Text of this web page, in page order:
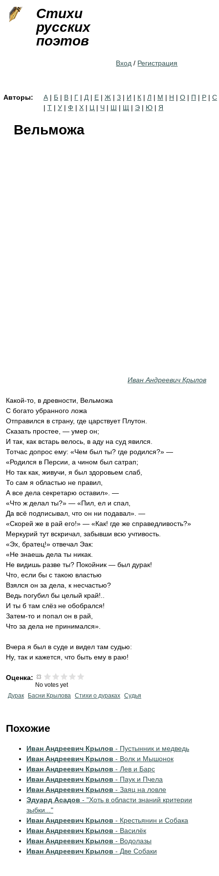
Стихи
русских
поэтов
Вход / Регистрация
Авторы: А | Б | В | Г | Д | Е | Ж | З | И | К | Л | М | Н | О | П | Р | С
| Т | У | Ф | Х | Ц | Ч | Ш | Щ | Э | Ю | Я
Вельможа
Иван Андреевич Крылов
‎Какой-то, в древности, Вельможа
‎С богато убранного ложа
Отправился в страну, где царствует Плутон.
‎Сказать простее, — умер он;
И так, как встарь велось, в аду на суд явился.
Тотчас допрос ему: «Чем был ты? где родился?» —
«Родился в Персии, а чином был сатрап;
Но так как, живучи, я был здоровьем слаб,
‎То сам я областью не правил,
‎А все дела секретарю оставил». —
‎«Что ж делал ты?» — «Пил, ел и спал,
Да всё подписывал, что он ни подавал». —
«Скорей же в рай его!» — «Как! где же справедливость?»
Меркурий тут вскричал, забывши всю учтивость.
‎«Эх, братец!» отвечал Эак:
‎«Не знаешь дела ты никак.
Не видишь разве ты? Покойник — был дурак!
‎Что, если бы с такою властью
‎Взялся он за дела, к несчастью?
‎Ведь погубил бы целый край!..
‎И ты б там слёз не обобрался!
‎Затем-то и попал он в рай,
‎Что за дела не принимался».
Вчера я был в суде и видел там судью:
Ну, так и кажется, что быть ему в раю!
Оценка:
No votes yet
Дурак
Басни Крылова Стихи о дураках Судья
Похожие
Иван Андреевич Крылов - Пустынник и медведь
Иван Андреевич Крылов - Волк и Мышонок
Иван Андреевич Крылов - Лев и Барс
Иван Андреевич Крылов - Паук и Пчела
Иван Андреевич Крылов - Заяц на ловле
Эдуард Асадов - "Хоть в области знаний критерии
зыбки..."
Иван Андреевич Крылов - Крестьянин и Собака
Иван Андреевич Крылов - Василёк
Иван Андреевич Крылов - Водолазы
Иван Андреевич Крылов - Две Собаки